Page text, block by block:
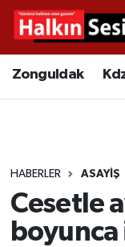
Zonguldak
HABERLER ASAYIŞ
Cesetle
boyunca
Video
Çaycuma
Alaplı
Merkez
Süper Lig
Tüm